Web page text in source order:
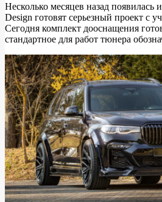
Шикарная
доработка
BMW
X7
от
LUMMA
DESIGN
Несколько месяцев назад появилась
Design готовят серьезный проект с
Сегодня комплект дооснащения
стандартное для работ тюнера